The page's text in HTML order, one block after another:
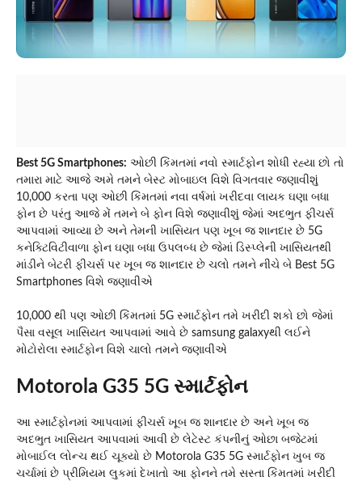
Best 5G Smartphones: ઓછી કિંમતમાં નવો સ્માર્ટફોન શોધી રહ્યા છો તો
તમારા માટે આજે અમે તમને બેસ્ટ મોબાઇલ વિશે વિગતવાર જણાવીશું
10,000 કરતા પણ ઓછી કિંમતમાં નવા વર્ષમાં ખરીદવા લાયક ઘણા બધા
ફોન છે પરંતુ આજે મેં તમને બે ફોન વિશે જણાવીશું જેમાં અદભુત ફીચર્સ
આપવામાં આવ્યા છે અને તેમની ખાસિયત પણ ખૂબ જ શાનદાર છે 5G
કનેક્ટિવિટીવાળા ફોન ઘણા બધા ઉપલબ્ધ છે જેમાં ડિસ્પ્લેની ખાસિયતથી
માંડીને બેટરી ફીચર્સ પર ખૂબ જ શાનદાર છે ચલો તમને નીચે બે Best 5G
Smartphones વિશે જણાવીએ
10,000 થી પણ ઓછી કિંમતમાં 5G સ્માર્ટફોન તમે ખરીદી શકો છો જેમાં
પૈસા વસૂલ ખાસિયત આપવામાં આવે છે samsung galaxyથી લઈને
મોટોરોલા સ્માર્ટફોન વિશે ચાલો તમને જણાવીએ
Motorola G35 5G સ્માર્ટફોન
આ સ્માર્ટફોનમાં આપવામાં ફીચર્સ ખૂબ જ શાનદાર છે અને ખૂબ જ
અદભુત ખાસિયત આપવામાં આવી છે લેટેસ્ટ કંપનીનું ઓછા બજેટમાં
મોબાઈલ લોન્ચ થઈ ચૂક્યો છે Motorola G35 5G સ્માર્ટફોન ખુબ જ
ચર્ચામાં છે પ્રીમિયમ લુકમાં દેખાતો આ ફોનને તમે સસ્તા કિંમતમાં ખરીદી